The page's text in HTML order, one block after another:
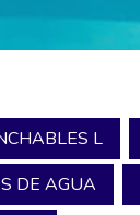
L
DE AGUA